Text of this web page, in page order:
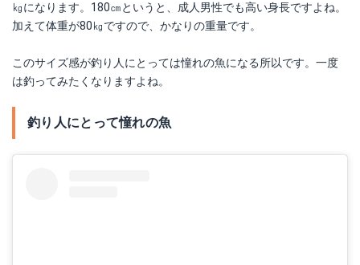
㎏になります。180㎝というと、成人男性でも高い身長ですよね。
加えて体重が80㎏ですので、かなりの重量です。
このサイズ感が釣り人にとっては憧れの魚になる所以です。一度
は釣ってみたくなりますよね。
釣り人にとって憧れの魚